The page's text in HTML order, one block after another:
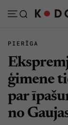
Abonēt
Ziņas
Politika
PIERĪGA
ģimene
par
no